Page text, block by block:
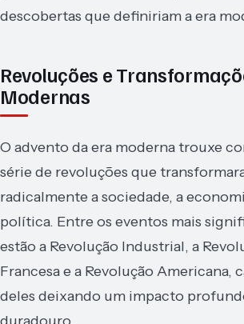
descobertas que definiriam a era
Revoluções e
Modernas
O advento da era moderna trouxe
série de revoluções que
radicalmente a sociedade, a
política. Entre os eventos mais
estão a Revolução Industrial, a
Francesa e a Revolução Americana,
deles deixando um impacto
duradouro.